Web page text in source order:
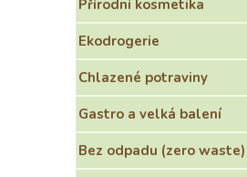
Přírodní kosmetika
Ekodrogerie
Chlazené potraviny
Gastro a velká balení
Bez odpadu (zero waste)